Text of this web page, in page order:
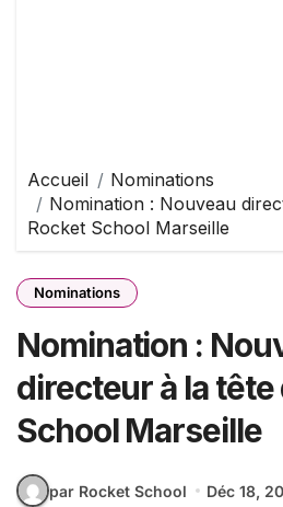
Accueil
Nominations
Nomination : Nouveau
Rocket School Marseille
Nominations
Nomination :
directeur à la tête
School Marseille
par Rocket School
Déc 18,